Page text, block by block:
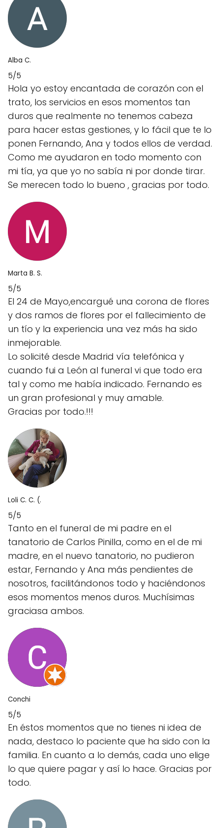
Alba C.
5/5
Hola yo estoy encantada de corazón con el
trato, los servicios en esos momentos tan
duros que realmente no tenemos cabeza
para hacer estas gestiones, y lo fácil que te lo
ponen Fernando, Ana y todos ellos de verdad.
Como me ayudaron en todo momento con
mi tía, ya que yo no sabía ni por donde tirar.
Se merecen todo lo bueno , gracias por todo.
Marta B. S.
5/5
El 24 de Mayo,encargué una corona de flores
y dos ramos de flores por el fallecimiento de
un tío y la experiencia una vez más ha sido
inmejorable.
Lo solicité desde Madrid vía telefónica y
cuando fui a León al funeral vi que todo era
tal y como me había indicado. Fernando es
un gran profesional y muy amable.
Gracias por todo.!!!
Loli C. C. (.
5/5
Tanto en el funeral de mi padre en el
tanatorio de Carlos Pinilla, como en el de mi
madre, en el nuevo tanatorio, no pudieron
estar, Fernando y Ana más pendientes de
nosotros, facilitándonos todo y haciéndonos
esos momentos menos duros. Muchísimas
graciasa ambos.
Conchi
5/5
En éstos momentos que no tienes ni idea de
nada, destaco lo paciente que ha sido con la
familia. En cuanto a lo demás, cada uno elige
lo que quiere pagar y así lo hace. Gracias por
todo.